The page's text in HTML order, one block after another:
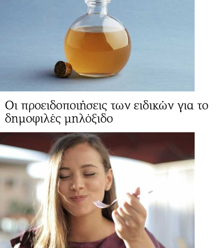
Οι προειδοποιήσεις των ειδικών για το
δημοφιλές μηλόξιδο